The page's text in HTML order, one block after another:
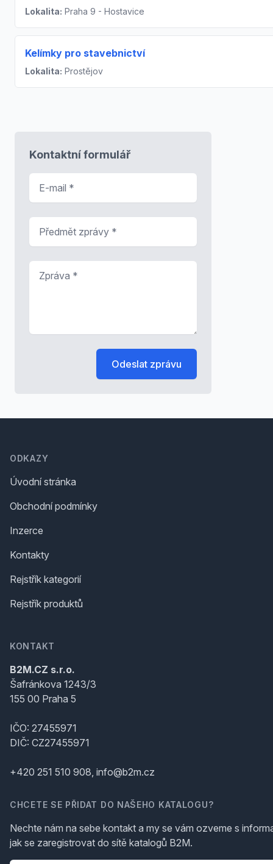
Lokalita: Praha 9 - Hostavice
Kelímky pro stavebnictví
Lokalita: Prostějov
Kontaktní formulář
Odeslat zprávu
ODKAZY
Úvodní stránka
Obchodní podmínky
Inzerce
Kontakty
Rejstřík kategorií
Rejstřík produktů
KONTAKT
B2M.CZ s.r.o.
Šafránkova 1243/3
155 00 Praha 5
IČO: 27455971
DIČ: CZ27455971
+420 251 510 908, info@b2m.cz
CHCETE SE PŘIDAT DO NAŠEHO KATALOGU?
Nechte nám na sebe kontakt a my se vám ozveme s
jak se zaregistrovat do sítě katalogů B2M.